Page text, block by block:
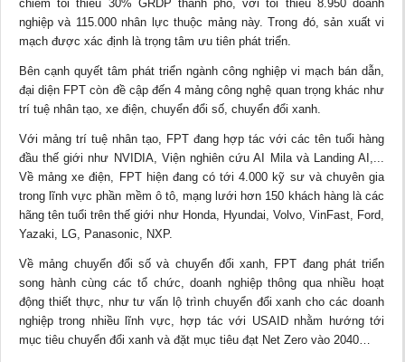
chiếm tối thiểu 30% GRDP thành phố, với tối thiểu 8.950 doanh
nghiệp và 115.000 nhân lực thuộc mảng này. Trong đó, sản xuất vi
mạch được xác định là trọng tâm ưu tiên phát triển.
Bên cạnh quyết tâm phát triển ngành công nghiệp vi mạch bán dẫn,
đại diện FPT còn đề cập đến 4 mảng công nghệ quan trọng khác như
trí tuệ nhân tạo, xe điện, chuyển đổi số, chuyển đổi xanh.
Với mảng trí tuệ nhân tạo, FPT đang hợp tác với các tên tuổi hàng
đầu thế giới như NVIDIA, Viện nghiên cứu AI Mila và Landing AI,...
Về mảng xe điện, FPT hiện đang có tới 4.000 kỹ sư và chuyên gia
trong lĩnh vực phần mềm ô tô, mạng lưới hơn 150 khách hàng là các
hãng tên tuổi trên thế giới như Honda, Hyundai, Volvo, VinFast, Ford,
Yazaki, LG, Panasonic, NXP.
Về mảng chuyển đổi số và chuyển đổi xanh, FPT đang phát triển
song hành cùng các tổ chức, doanh nghiệp thông qua nhiều hoạt
động thiết thực, nhưtư vấn lộ trình chuyển đổi xanh cho các doanh
nghiệp trong nhiều lĩnh vực, hợp tác với USAID nhằm hướng tới
mục tiêu chuyển đổi xanh và đặt mục tiêu đạt Net Zero vào 2040…